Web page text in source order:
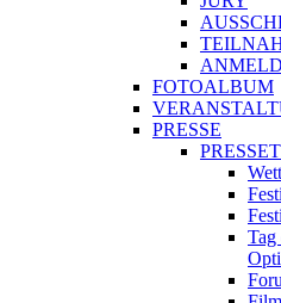
FOTOALBUM
PRESSE
Tag